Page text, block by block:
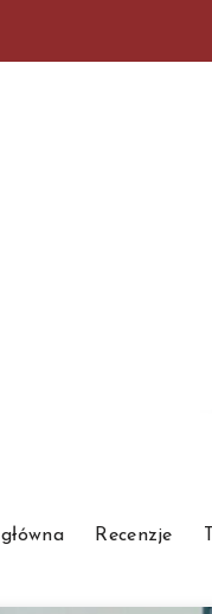
Recenzje